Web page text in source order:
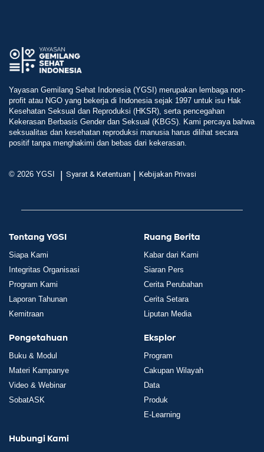
Yayasan Gemilang Sehat Indonesia (YGSI) merupakan lembaga non-
profit atau NGO yang bekerja di Indonesia sejak 1997 untuk isu Hak
Kesehatan Seksual dan Reproduksi (HKSR), serta pencegahan
Kekerasan Berbasis Gender dan Seksual (KBGS). Kami percaya bahwa
seksualitas dan kesehatan reproduksi manusia harus dilihat secara
positif tanpa menghakimi dan bebas dari kekerasan.
© 2026 YGSI | Syarat & Ketentuan | Kebijakan Privasi
Tentang YGSI
Siapa Kami
Integritas Organisasi
Program Kami
Laporan Tahunan
Kemitraan
Ruang Berita
Kabar dari Kami
Siaran Pers
Cerita Perubahan
Cerita Setara
Liputan Media
Pengetahuan
Buku & Modul
Materi Kampanye
Video & Webinar
SobatASK
Eksplor
Program
Cakupan Wilayah
Data
Produk
E-Learning
Hubungi Kami